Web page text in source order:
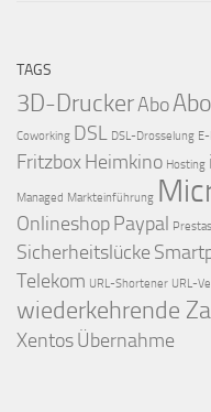
TAGS
3D-DruckerAbo
Coworking DSL DSL-Drosselung
Fritzbox Heimkino Hosting
Managed Markteinführung
Onlineshop Paypal
Sicherheitslücke
Telekom URL-Shortener URL-
wiederkehrende
XentosÜbernahme